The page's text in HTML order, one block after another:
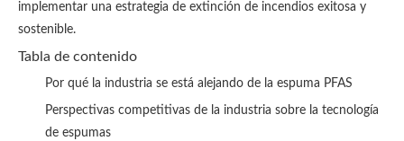
implementar una estrategia de extinción de incendios exitosa y
sostenible.
Tabla de contenido
Por qué la industria se está alejando de la espuma PFAS
Perspectivas competitivas de la industria sobre la tecnología
de espumas